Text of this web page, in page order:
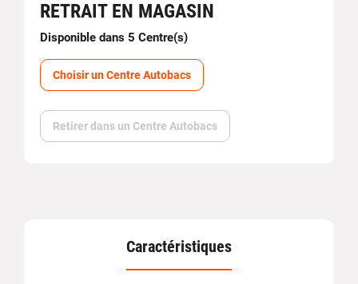
RETRAIT EN MAGASIN
Disponible dans 5 Centre(s)
Choisir un Centre Autobacs
Retirer dans un Centre Autobacs
Caractéristiques